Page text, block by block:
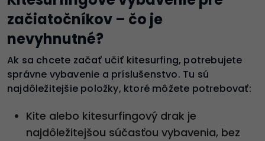
začiatočníkov – čo je
nevyhnutné?
Ak sa chcete začať učiť kitesurfing, potrebujete
správne vybavenie a príslušenstvo. Tu sú
najdôležitejšie položky, ktoré môžete potrebovať:
Kite alebo kitesurfingový drak je
najdôležitejšou súčasťou vybavenia, bez